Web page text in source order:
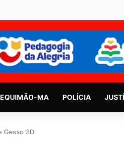
MA POLÍCIA
Gesso 3D